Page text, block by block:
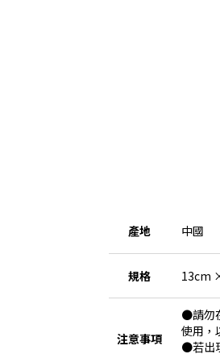
產地 中國
規格 13cm
注意事項
●請勿
使用，
●若出